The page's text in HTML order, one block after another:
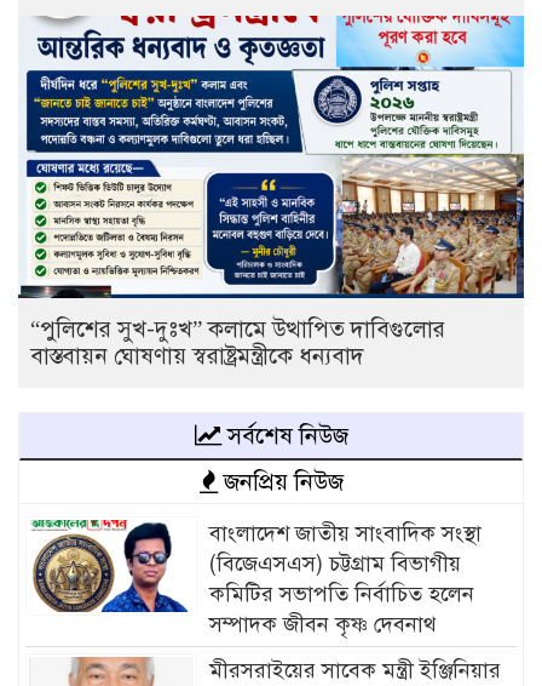
“পুলিশের সুখ-দুঃখ” কলামে উত্থাপিত দাবিগুলোর
বাস্তবায়ন ঘোষণায় স্বরাষ্ট্রমন্ত্রীকে ধন্যবাদ
সর্বশেষ নিউজ
জনপ্রিয় নিউজ
বাংলাদেশ জাতীয় সাংবাদিক সংস্থা
(বিজেএসএস) চট্টগ্রাম বিভাগীয়
কমিটির সভাপতি নির্বাচিত হলেন
সম্পাদক জীবন কৃষ্ণ দেবনাথ
মীরসরাইয়ের সাবেক মন্ত্রী ইঞ্জিনিয়ার